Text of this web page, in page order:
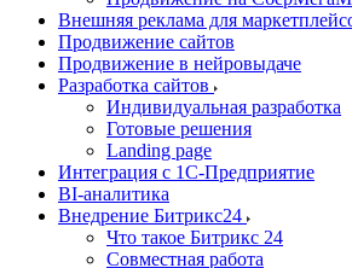
Внешняя реклама для
Продвижение сайтов
Продвижение в нейровыдаче
Разработка сайтов
Индивидуальная разработка
Готовые решения
Landing page
Интеграция с 1С-Предприятие
BI-аналитика
Внедрение Битрикс24
Что такое Битрикс 24
Совместная работа